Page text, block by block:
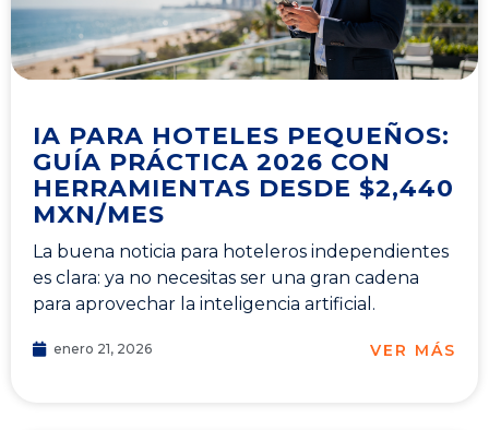
IA PARA HOTELES PEQUEÑOS:
GUÍA PRÁCTICA 2026 CON
HERRAMIENTAS DESDE $2,440
MXN/MES
La buena noticia para hoteleros independientes
es clara: ya no necesitas ser una gran cadena
para aprovechar la inteligencia artificial.
enero 21, 2026 VER MÁS